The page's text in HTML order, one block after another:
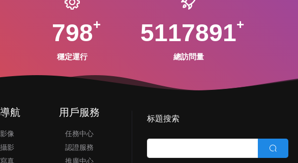
798
穩定運行
5117891
總訪問量
航
像
影
真
用戶服務
任務中心
認證服務
推廣中心
标題搜索